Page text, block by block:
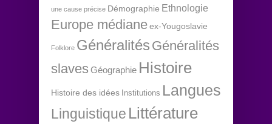
une cause précise Démographie Ethnologie
Europe médianeex-Yougoslavie
Folklore Généralités Généralités
slaves Géographie Histoire
Histoire des idées Institutions Langues
Linguistique Littérature